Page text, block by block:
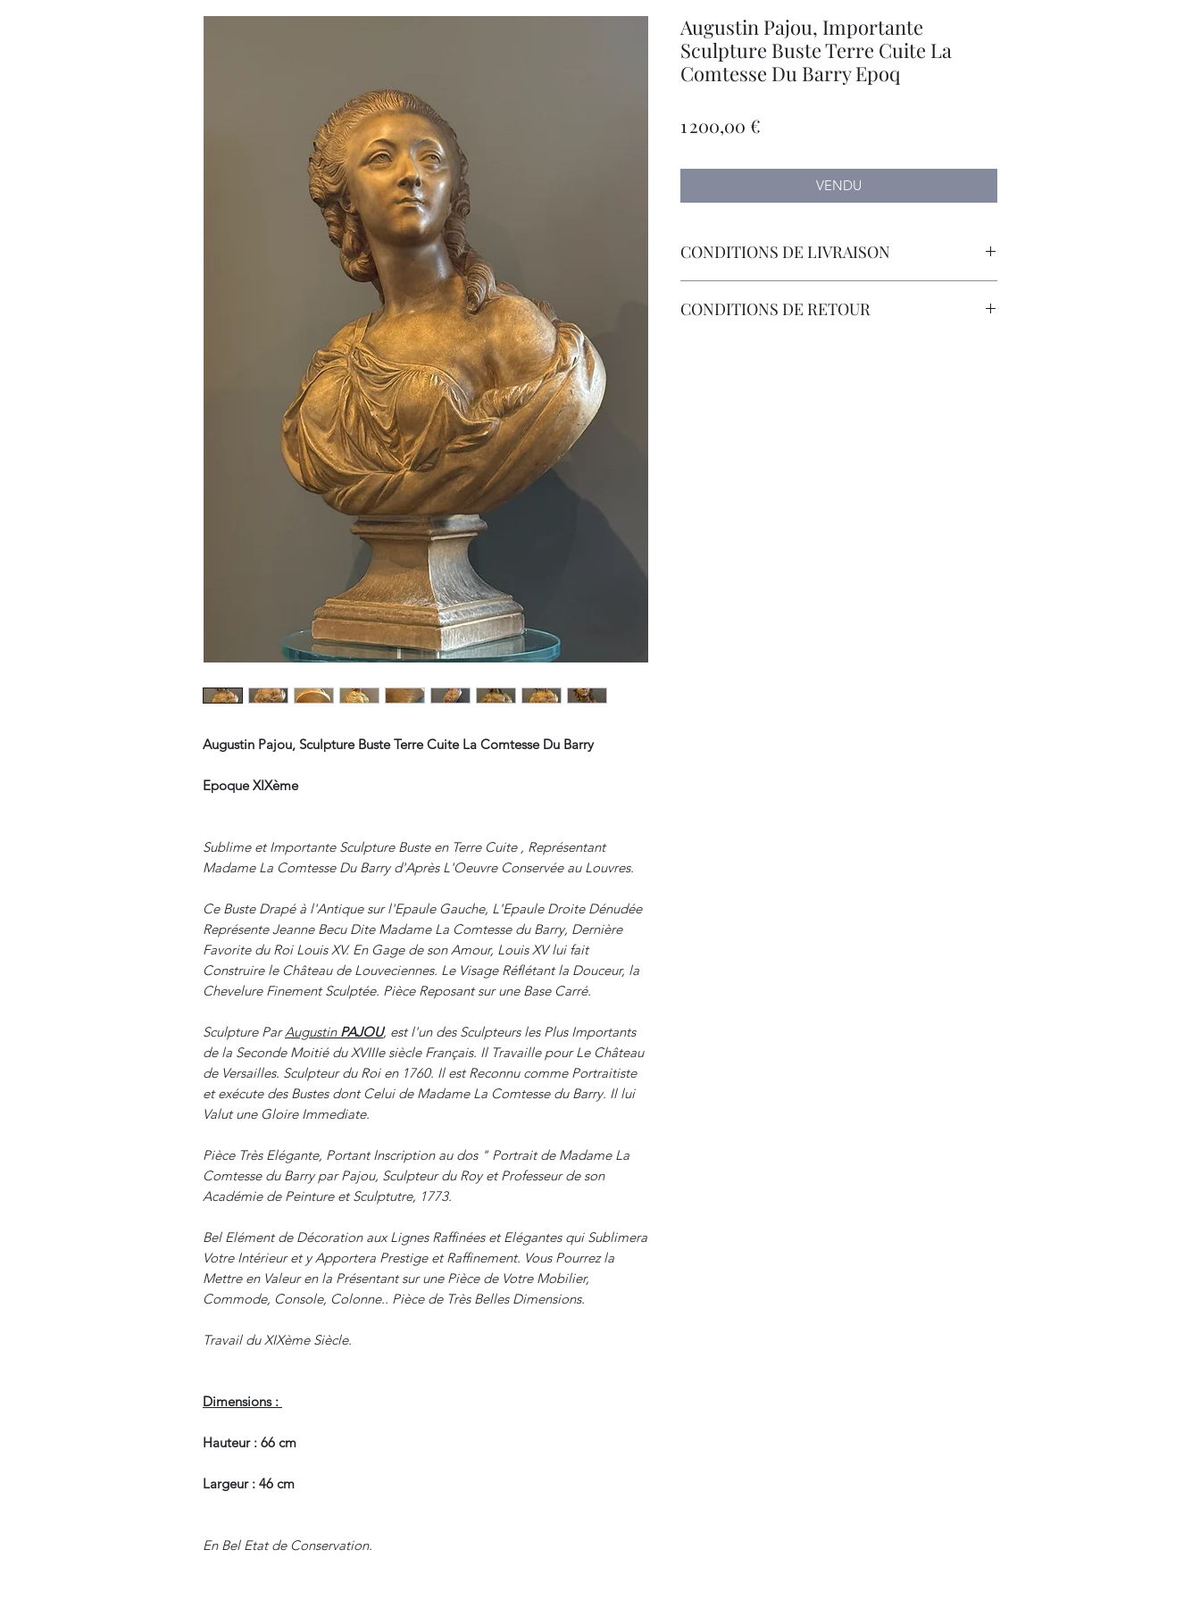
Augustin Pajou, Sculpture Buste Terre Cuite La Comtesse Du Barry
Epoque XIXème
Sublime et Importante Sculpture Buste en Terre Cuite , Représentant
Madame La Comtesse Du Barry d'Après L'Oeuvre Conservée au Louvres.
Ce Buste Drapé à l'Antique sur l'Epaule Gauche, L'Epaule Droite Dénudée
Représente Jeanne Becu Dite Madame La Comtesse du Barry, Dernière
Favorite du Roi Louis XV. En Gage de son Amour, Louis XV lui fait
Construire le Château de Louveciennes. Le Visage Réflétant la Douceur, la
Chevelure Finement Sculptée. Pièce Reposant sur une Base Carré.
Sculpture ParAugustin PAJOU, est l'un des Sculpteurs les Plus Importants
de la Seconde Moitié du XVIIIe siècle Français. Il Travaille pour Le Château
de Versailles. Sculpteur du Roi en 1760. Il est Reconnu comme Portraitiste
et exécute des Bustes dont Celui de Madame La Comtesse du Barry. Il lui
Valut une Gloire Immediate.
Pièce Très Elégante, Portant Inscription au dos " Portrait de Madame La
Comtesse du Barry par Pajou, Sculpteur du Roy et Professeur de son
Académie de Peinture et Sculptutre, 1773.
Bel Elément de Décoration aux Lignes Raffinées et Elégantes qui Sublimera
Votre Intérieur et y Apportera Prestige et Raffinement. Vous Pourrez la
Mettre en Valeur en la Présentant sur une Pièce de Votre Mobilier,
Commode, Console, Colonne.. Pièce de Très Belles Dimensions.
Travail du XIXème Siècle.
Dimensions :
Hauteur : 66 cm
Largeur : 46 cm
En Bel Etat de Conservation.
Augustin Pajou, Importante
Sculpture Buste Terre Cuite La
Comtesse Du Barry Epoq
1 200,00 €
VENDU
CONDITIONS DE LIVRAISON
CONDITIONS DE RETOUR